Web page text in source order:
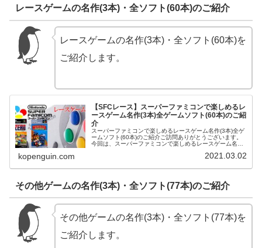
レースゲームの名作(3本)・全ソフト(60本)のご紹介
レースゲームの名作(3本)・全ソフト(60本)を
ご紹介します。
【SFCレース】スーパーファミコンで楽しめるレ
ースゲーム名作(3本)全ゲームソフト(60本)のご紹
介
スーパーファミコンで楽しめるレースゲーム名作(3本)全ゲ
ームソフト(60本)のご紹介ご訪問ありがとうございます。
今回は、スーパーファミコンで楽しめるレースゲーム名作
kopenguin.com 2021.03.02
その他ゲームの名作(3本)・全ソフト(77本)のご紹介
その他ゲームの名作(3本)・全ソフト(77本)を
ご紹介します。